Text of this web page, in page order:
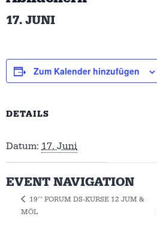
17. JUNI
Zum Kalender hinzufügen
DETAILS
Datum: 17. Juni
EVENT NAVIGATION
19°° FORUM DS-KURSE 12 JUM &
MÖL